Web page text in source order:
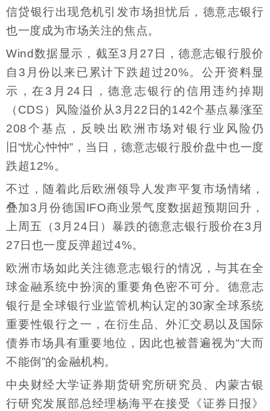
信贷银行出现危机引发市场担忧后，德意志银行
也一度成为市场关注的焦点。
Wind数据显示，截至3月27日，德意志银行股价
自3月份以来已累计下跌超过20%。公开资料显
示，在3月24日，德意志银行的信用违约掉期
（CDS）风险溢价从3月22日的142个基点暴涨至
208个基点，反映出欧洲市场对银行业风险仍
旧“忧心忡忡”，当日，德意志银行股价盘中也一度
跌超12%。
不过，随着此后欧洲领导人发声平复市场情绪，
叠加3月份德国IFO商业景气度数据超预期回升，
上周五（3月24日）暴跌的德意志银行股价在3月
27日也一度反弹超过4%。
欧洲市场如此关注德意志银行的情况，与其在全
球金融系统中扮演的重要角色密不可分。德意志
银行是全球银行业监管机构认定的30家全球系统
重要性银行之一，在衍生品、外汇交易以及国际
债券市场具有重要地位，因此也被普遍视为“大而
不能倒”的金融机构。
中央财经大学证券期货研究所研究员、内蒙古银
行研究发展部总经理杨海平在接受《证券日报》